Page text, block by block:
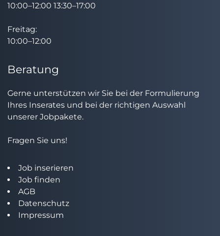
10:00–12:00 13:30–17:00
Freitag:
10:00–12:00
Beratung
Gerne unterstützen wir Sie bei der Formulierung
Ihres Inserates und bei der richtigen Auswahl
unserer Jobpakete.
Fragen Sie uns!
Job inserieren
Job finden
AGB
Datenschutz
Impressum